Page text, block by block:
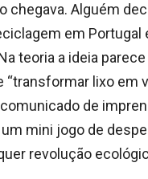
chegava. Alguém
em Portugal
teoria a ideia
“transformar lixo em
de
mini jogo de
revolução